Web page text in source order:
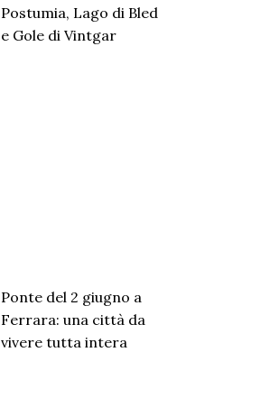
Postumia, Lago di Bled
e Gole di Vintgar
Ponte del 2 giugno a
Ferrara: una città da
vivere tutta intera